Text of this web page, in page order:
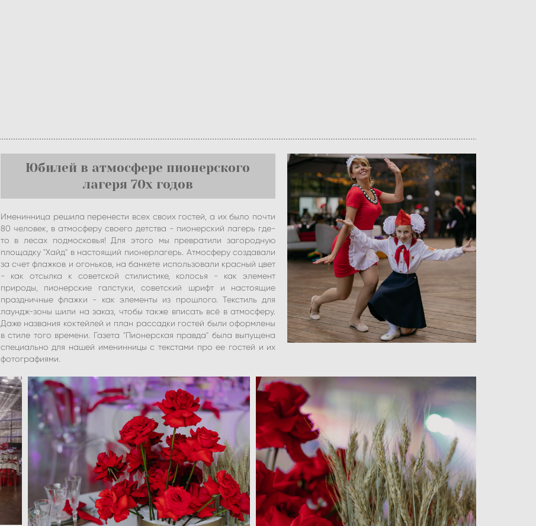
Юбилей в атмосфере пионерского
лагеря 70х годов
Именинница решила перенести всех своих гостей, а их было почти
80 человек, в атмосферу своего детства - пионерский лагерь где-
то в лесах подмосковья! Для этого мы превратили загородную
площадку "Хайд" в настоящий пионерлагерь. Атмосферу создавали
за счет флажков и огоньков, на банкете использовали красный цвет
- как отсылка к советской стилистике, колосья - как элемент
природы, пионерские галстуки, советский шрифт и настоящие
праздничные флажки - как элементы из прошлого. Текстиль для
лаундж-зоны шили на заказ, чтобы также вписать всё в атмосферу.
Даже названия коктейлей и план рассадки гостей были оформлены
в стиле того времени. Газета "Пионерская правда" была выпущена
специально для нашей именинницы с текстами про ее гостей и их
фотографиями.